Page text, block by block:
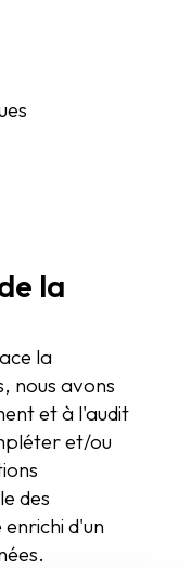
la
la
nous avons
et à l'audit
et/ou
des
d'un